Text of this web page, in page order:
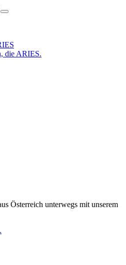
die ARIES.
Österreich unterwegs mit unserem